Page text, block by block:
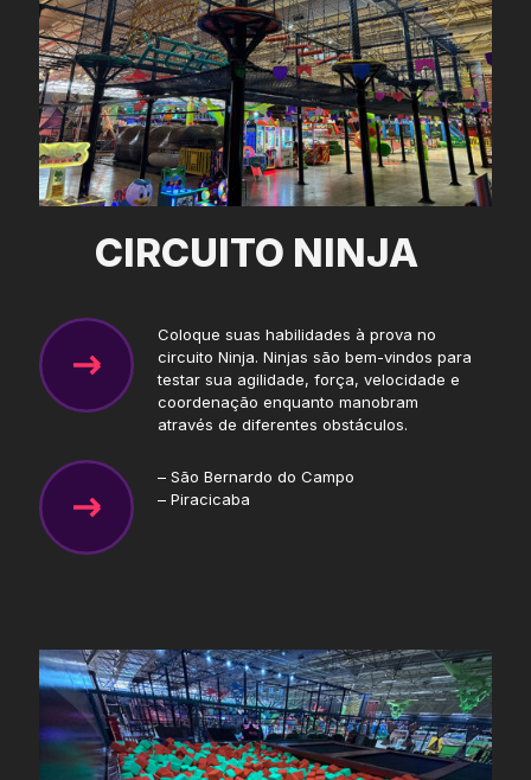
CIRCUITO NINJA
Coloque suas habilidades à prova no
circuito Ninja. Ninjas são bem-vindos para
testar sua agilidade, força, velocidade e
coordenação enquanto manobram
através de diferentes obstáculos.
– São Bernardo do Campo
– Piracicaba